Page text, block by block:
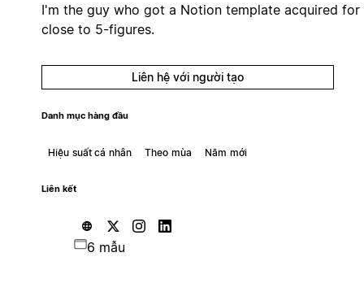
I'm the guy who got a Notion template acquired for
close to 5-figures.
Liên hệ với người tạo
Danh mục hàng đầu
Hiệu suất cá nhân Theo mùa Năm mới
Liên kết
6 mẫu